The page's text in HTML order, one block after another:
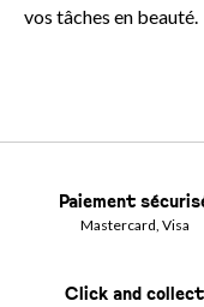
vos tâches en beauté.
Paiement
Mastercard, Visa
Click and collect